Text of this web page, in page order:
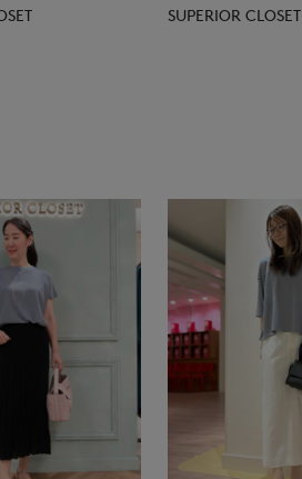
SUPERIOR CLOSET